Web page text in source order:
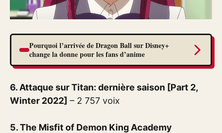
Pourquoi l’arrivée de Dragon Ball sur Disney+
change la donne pour les fans d’anime
6. Attaque sur Titan: dernière saison [Part 2,
Winter 2022] – 2 757 voix
5. The Misfit of Demon King Academy